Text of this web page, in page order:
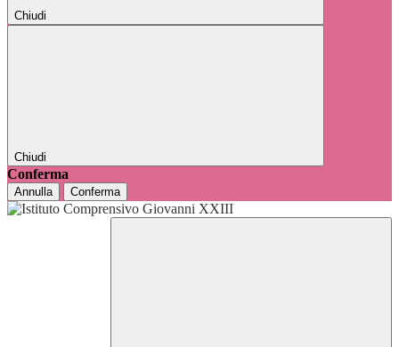
Chiudi
Chiudi
Conferma
Annulla Conferma